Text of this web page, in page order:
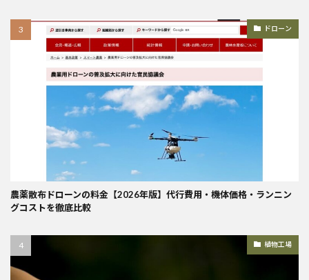
ドローン
農薬散布ドローンの料金【2026年版】代行費用・機体価格・ランニン
グコストを徹底比較
植物工場